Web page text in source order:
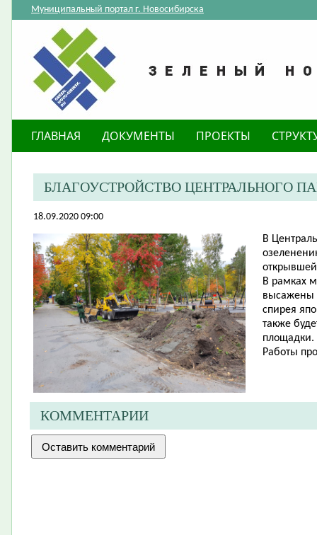
Муниципальный портал г. Новосибирска
ГЛАВНАЯ ДОКУМЕНТЫ ПРОЕКТЫ
​БЛАГОУСТРОЙСТВО ЦЕНТРАЛЬНОГО
18.09.2020 09:00
В
В рамках
высажены
спирея
также
площадки.
Работы
КОММЕНТАРИИ